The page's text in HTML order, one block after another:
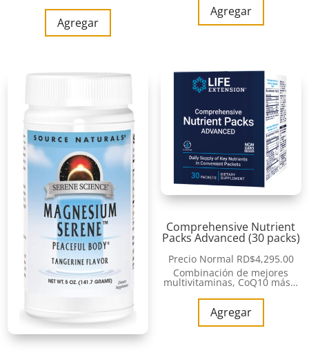
Agregar
Agregar
Comprehensive Nutrient
Packs Advanced (30 packs)
Precio Normal RD$4,295.00
Combinación de mejores
multivitaminas, CoQ10 más…
Agregar